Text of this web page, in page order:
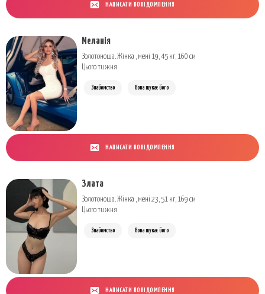
НАПИСАТИ ПОВІДОМЛЕННЯ
Меланія
Золотоноша. Жінка , мені 19, 45 кг, 160 см
Цього тижня
Знайомство Вона шукає його
НАПИСАТИ ПОВІДОМЛЕННЯ
Злата
Золотоноша. Жінка , мені 23, 51 кг, 169 см
Цього тижня
Знайомство Вона шукає його
НАПИСАТИ ПОВІДОМЛЕННЯ